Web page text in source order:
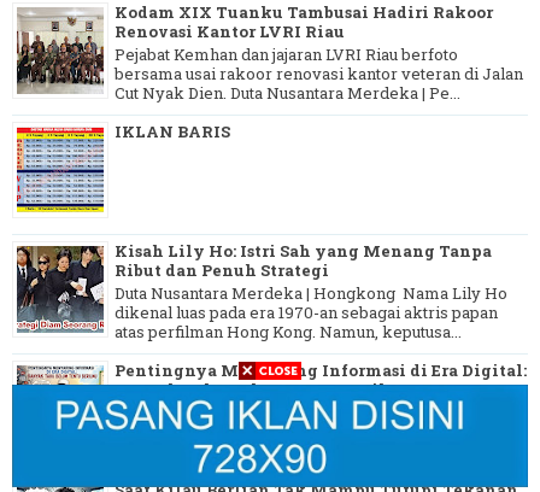
Kodam XIX Tuanku Tambusai Hadiri Rakoor
Renovasi Kantor LVRI Riau
Pejabat Kemhan dan jajaran LVRI Riau berfoto
bersama usai rakoor renovasi kantor veteran di Jalan
Cut Nyak Dien. Duta Nusantara Merdeka | Pe...
IKLAN BARIS
Kisah Lily Ho: Istri Sah yang Menang Tanpa
Ribut dan Penuh Strategi
Duta Nusantara Merdeka | Hongkong Nama Lily Ho
dikenal luas pada era 1970-an sebagai aktris papan
atas perfilman Hong Kong. Namun, keputusa...
Pentingnya Menyaring Informasi di Era Digital:
Banyak Tahu Belum Tentu Berilmu
. Ilustrasi seorang Muslilm menerapkan cara
menyaring informasi menurut Islam di era digital
dengan membaca Al-Qur'an. Duta Nusantar...